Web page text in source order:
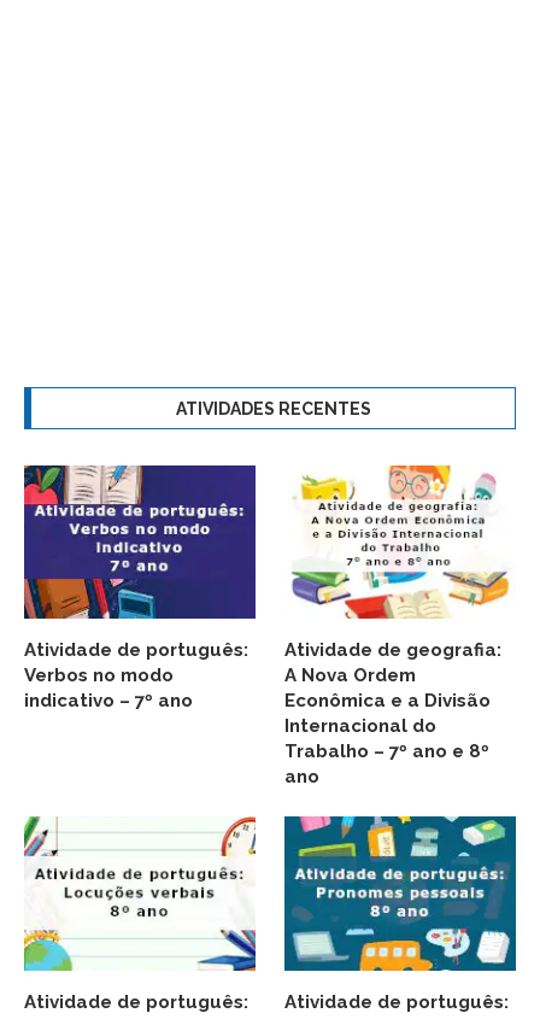
ATIVIDADES RECENTES
Atividade de português:
Verbos no modo
indicativo – 7º ano
Atividade de geografia:
A Nova Ordem
Econômica e a Divisão
Internacional do
Trabalho – 7º ano e 8º
ano
Atividade de português:
Atividade de português: